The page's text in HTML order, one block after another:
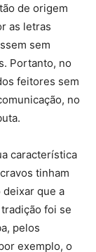
de origem
as letras
sem
Portanto, no
feitores sem
no
característica
tinham
deixar que a
foi se
pelos
exemplo, o